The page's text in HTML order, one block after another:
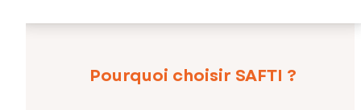
Pourquoi choisir SAFTI ?